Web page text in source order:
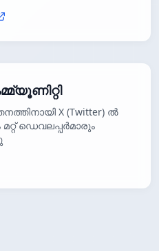
X (Twitter) ൽ
മറ്റ് ഡെവലപ്പർമാരും